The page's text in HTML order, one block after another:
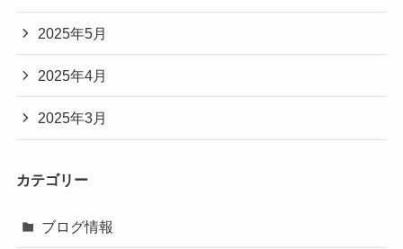
2025年5月
2025年4月
2025年3月
カテゴリー
ブログ情報